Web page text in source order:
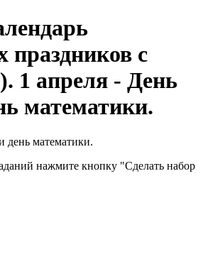
с
1 апреля - День
математики.
день математики.
нажмите кнопку "Сделать набор